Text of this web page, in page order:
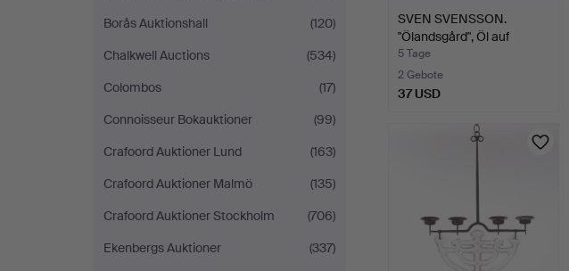
Borås Auktionshall
(120)
Chalkwell Auctions
(534)
Colombos
(17)
Connoisseur Bokauktioner
(99)
Crafoord Auktioner Lund
(163)
Crafoord Auktioner Malmö
(135)
Crafoord Auktioner Stockholm
(706)
Ekenbergs Auktioner
(337)
SVEN SVENSSON.
"Ölandsgård", Öl auf
Platte…
5 Tage
2 Gebote
37 USD